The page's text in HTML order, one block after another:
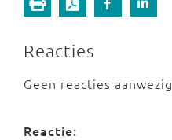
Reacties
Geen reacties aanwezig
Reactie: